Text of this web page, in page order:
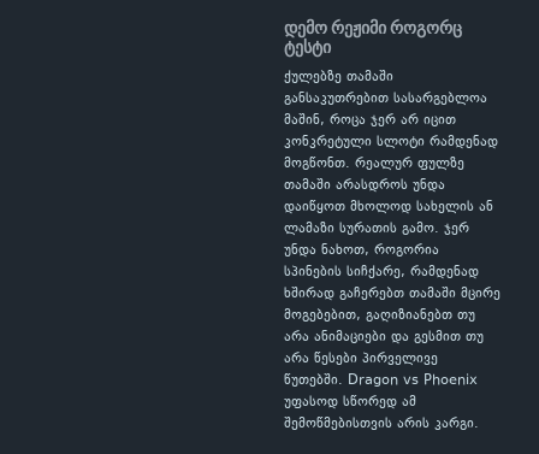
დემო რეჟიმი როგორც
ტესტი
ქულებზე თამაში
განსაკუთრებით სასარგებლოა
მაშინ, როცა ჯერ არ იცით
კონკრეტული სლოტი რამდენად
მოგწონთ. რეალურ ფულზე
თამაში არასდროს უნდა
დაიწყოთ მხოლოდ სახელის ან
ლამაზი სურათის გამო. ჯერ
უნდა ნახოთ, როგორია
სპინების სიჩქარე, რამდენად
ხშირად გაჩერებთ თამაში მცირე
მოგებებით, გაღიზიანებთ თუ
არა ანიმაციები და გესმით თუ
არა წესები პირველივე
წუთებში. Dragon vs Phoenix
უფასოდ სწორედ ამ
შემოწმებისთვის არის კარგი.